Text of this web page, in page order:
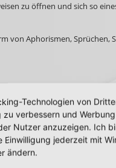
zu öffnen und sich so
von Aphorismen, Sprüchen,
Ihre Sichtweisen gern
Technologien von
verbessern und Werbung
Nutzer anzuzeigen. Ich
Einwilligung jederzeit mit
ändern.